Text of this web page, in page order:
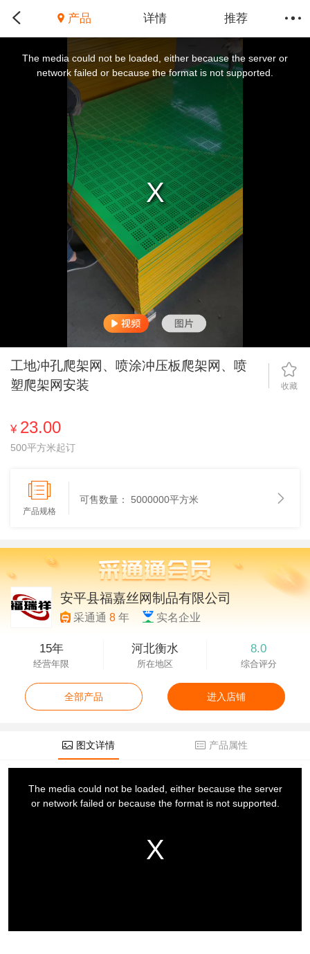
产品 详情 推荐
The media could not be loaded, either because the server or
network failed or because the format is not supported.
工地冲孔爬架网、喷涂冲压板爬架网、喷
塑爬架网安装
收藏
¥ 23.00
500平方米起订
产品规格
可售数量： 5000000平方米
安平县福嘉丝网制品有限公司
采通通8 年 实名企业
15年
经营年限
河北衡水
所在地区
8.0
综合评分
全部产品 进入店铺
图文详情 产品属性
The media could not be loaded, either because the server
or network failed or because the format is not supported.